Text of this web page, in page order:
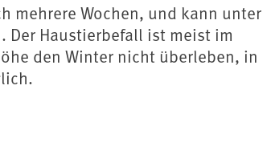
mehrere Wochen, und kann unter
Der Haustierbefall ist meist im
den Winter nicht überleben, in